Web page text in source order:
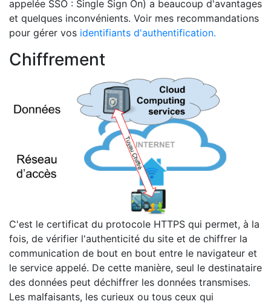
appelée SSO : Single Sign On) a beaucoup d'avantages
et quelques inconvénients. Voir mes recommandations
pour gérer vos identifiants d'authentification.
Chiffrement
C'est le certificat du protocole HTTPS qui permet, à la
fois, de vérifier l'authenticité du site et de chiffrer la
communication de bout en bout entre le navigateur et
le service appelé. De cette manière, seul le destinataire
des données peut déchiffrer les données transmises.
Les malfaisants, les curieux ou tous ceux qui